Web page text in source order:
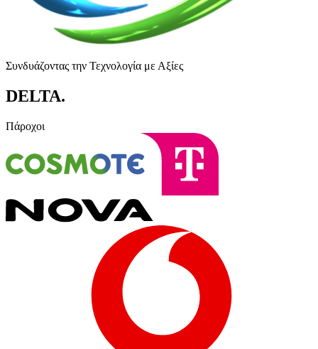
Συνδυάζοντας την Τεχνολογία με Αξίες
DELTA.
Πάροχοι